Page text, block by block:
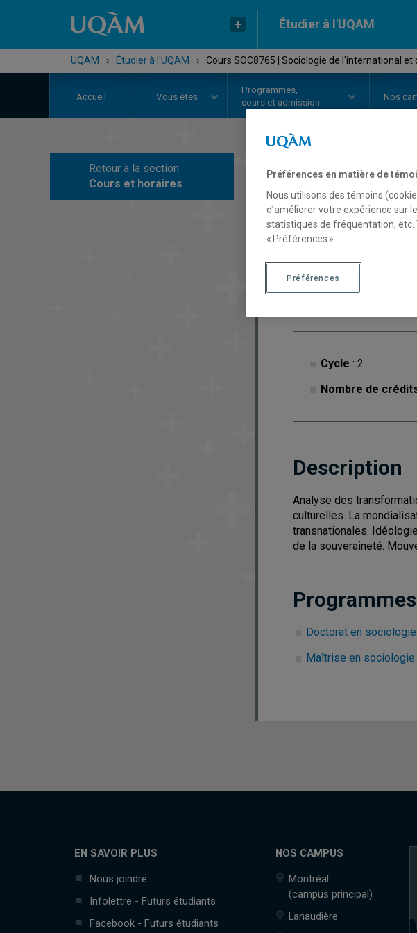
Étudier à l'UQAM
UQAM › Étudier à l'UQAM › Cours SOC8765 | Sociologie de l'international
Accueil Vous êtes
Programmes,
cours et admission
Nos
Retour à la section
Cours et horaires
COURS//
Description
Cycle : 2
Nombre de
Description
Analyse des
culturelles. La
transnationales.
de la souveraineté.
Doctorat en sociologie
Maîtrise en sociologie
EN SAVOIR PLUS
Nous joindre
Infolettre - Futurs étudiants
Facebook - Futurs étudiants
NOS CAMPUS
Montréal
(campus principal)
Lanaudière
Préférences en matière de
Nous utilisons des témoins
d’améliorer votre expérience sur
statistiques de fréquentation,
« Préférences ».
Préférences